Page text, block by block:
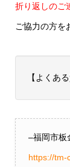
折り返しのご
ご協力の方を
【よくある
–福岡市板
https://tm-